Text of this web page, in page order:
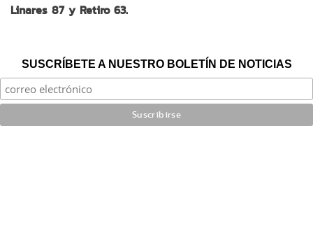
Linares 87 y Retiro 63.
SUSCRÍBETE A NUESTRO BOLETÍN DE NOTICIAS